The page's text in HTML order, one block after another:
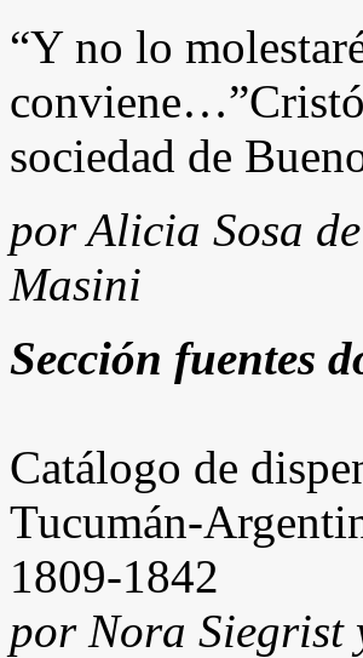
“Y no lo
sociedad de
por Alicia Sosa
Masini
Sección fuentes
Catálogo de
Tucumán-
1809-1842
por Nora Siegrist